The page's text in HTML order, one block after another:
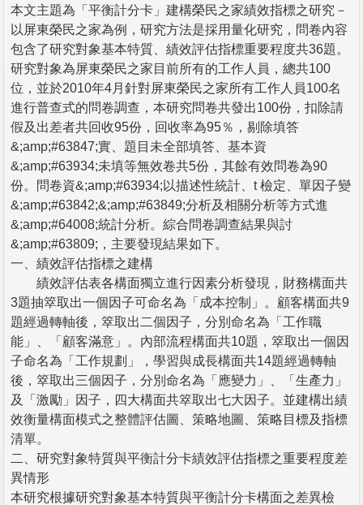
本文主題為「平衡計分卡」建構榮民之家績效指標之研究－
以屏東榮民之家為例，研究方法是採用量化研究，問卷內容
包含了研究對象基本特質、績效評估指標重要程度共36題。
研究對象為屏東榮民之家目前所有的工作人員，總共100
位，並於2010年4月針對屏東榮民之家所有工作人員100名
進行普查式的問卷調查，本研究問卷共發出100份，扣除請
假及出差者共回收95份，回收率為95％，剔除填答
&;amp;#63847;實、題目未全部填答、基本資
&;amp;#63934;未填等無效卷共5份，其餘有效問卷為90
份。問卷資&;amp;#63934;以描述性統計、t 檢定、單因子變
&;amp;#63842;&;amp;#63849;分析及相關分析等方式進
&;amp;#64008;統計分析。綜合問卷調查結果與討
&;amp;#63809;，主要發現結果如下。
一、績效評估指標之建構
績效評估表各構面獨立進行因素分析發現，財務構面共
3題抽箤取出一個因子可命名為「成本控制」。顧客構面共9
題經過轉軸後，箤取出二個因子，分別命名為「工作職
能」、「顧客滿意」。內部流程構面共10題，箤取出一個因
子命名為「工作規劃」，學習與成長構面共14題經過轉軸
後，箤取出三個因子，分別命名為「應變力」、「生產力」
及「激勵」因子，四大構面共箤取出七大因子。並建構出績
效衡量構面模式之整體評估圖、策略地圖、策略目標及指標
清單。
二、研究對象特質與平衡計分卡績效評估指標之重要程度差
異情形
本研究根據研究對象基本特質與平衡計分卡構面之差異檢